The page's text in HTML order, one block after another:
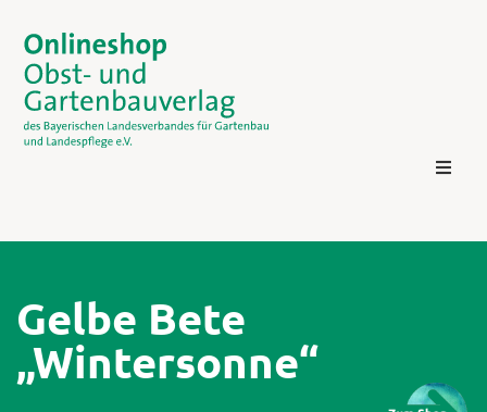
Kontakt
Gelbe Bete
„Wintersonne“